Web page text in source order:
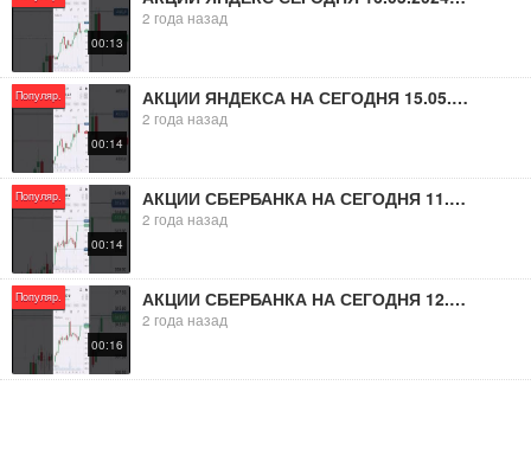
00:13
2 года назад
Популяр.
00:14
АКЦИИ ЯНДЕКСА НА СЕГОДНЯ 15.05.2024???? #shorts #short #инвестиции #акции #трейдинг #trading
2 года назад
Популяр.
00:14
АКЦИИ СБЕРБАНКА НА СЕГОДНЯ 11.05.2024???? #shorts #short #инвестиции #акции #трейдинг #trading
2 года назад
Популяр.
00:16
АКЦИИ СБЕРБАНКА НА СЕГОДНЯ 12.05.2024???? #shorts #short #инвестиции #акции #трейдинг #trading
2 года назад